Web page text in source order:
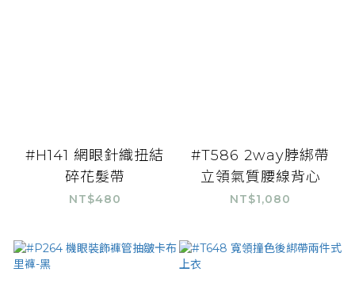
#H141 網眼針織扭結
碎花髮帶
NT$480
#T586 2way脖綁帶
立領氣質腰線背心
NT$1,080